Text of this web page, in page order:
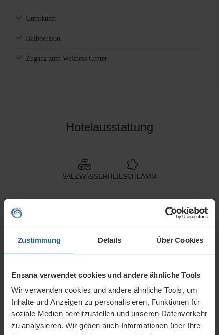
Zustimmung Details Über Cookies
Ensana verwendet cookies und andere ähnliche Tools
Wir verwenden cookies und andere ähnliche Tools, um
Inhalte und Anzeigen zu personalisieren, Funktionen für
soziale Medien bereitzustellen und unseren Datenverkehr
zu analysieren. Wir geben auch Informationen über Ihre
Unterkunft
Halbpension
Zugang zum Wellness-Center
Hotelausstattung
SALZWASSERHEILSCHLAMM
Wellness
Dienstleistungen
Restaurant Bar Tagungsräume
Rezeption
Behindertengerecht
Raucher